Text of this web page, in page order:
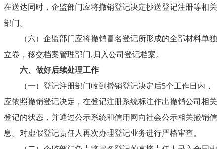
在送达同时，企监部门应将撤销登记决定抄送登记注册等相关
部门。
（六） 企监部门应将撤销冒名登记所形成的全部材料单独
立卷，移交档案管理部门,归入公司登记档案。
六、 做好后续处理工作
（一） 登记注册部门收到撤销登记决定后5个工作日内，
应依照撤销登记决定，在登记注册系统标注作出撤销公司相关
登记的状态，并通过公示系统和信用网向社会公示相关撤销信
息。对虚假登记责任人再次办理登记业务进行严格审查。